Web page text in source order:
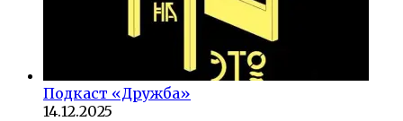
Подкаст «Дружба»
14.12.2025